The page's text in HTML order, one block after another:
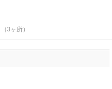
（3ヶ所）